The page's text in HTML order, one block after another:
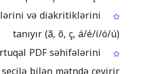
və diakritiklərini
tanıyır (ã, õ, ç, á/é/í/ó/ú)
PDF səhifələrini